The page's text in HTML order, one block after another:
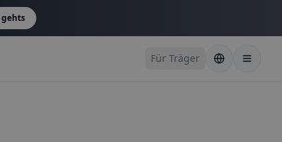
gehts
Für Träger